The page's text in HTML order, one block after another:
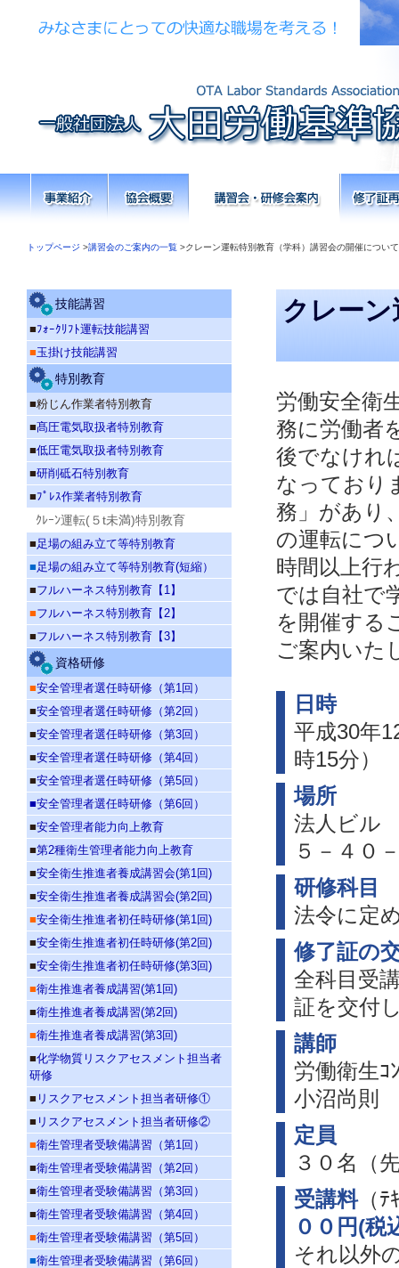
トップページ >講習会のご案内の一覧 >クレーン運転特別教育（学科）講習会の開催について
クレー
労働安全衛
務に労働者
後でなけれ
なっており
務」があり
の運転につ
時間以上行
では自社で
を開催する
ご案内
日時
平成30年
時15分）
場所
法人ビル
５－４０
研修科目
法令に定
修了証の
全科目受
証を交
講師
労働衛生ｺ
小沼尚則
定員
３０名（
受講料（ﾃ
００円(
それ以外
技能講習
■ﾌｫｰｸﾘﾌﾄ運転技能講習
■玉掛け技能講習
特別教育
■粉じん作業者特別教育
■髙圧電気取扱者特別教育
■低圧電気取扱者特別教育
■研削砥石特別教育
■ﾌﾟﾚｽ作業者特別教育
ｸﾚｰﾝ運転(５t未満)特別教育
■足場の組み立て等特別教育
■足場の組み立て等特別教育(短縮）
■フルハーネス特別教育【1】
■フルハーネス特別教育【2】
■フルハーネス特別教育【3】
資格研修
■安全管理者選任時研修（第1回）
■安全管理者選任時研修（第2回）
■安全管理者選任時研修（第3回）
■安全管理者選任時研修（第4回）
■安全管理者選任時研修（第5回）
■安全管理者選任時研修（第6回）
■安全管理者能力向上教育
■第2種衛生管理者能力向上教育
■安全衛生推進者養成講習会(第1回)
■安全衛生推進者養成講習会(第2回)
■安全衛生推進者初任時研修(第1回)
■安全衛生推進者初任時研修(第2回)
■安全衛生推進者初任時研修(第3回)
■衛生推進者養成講習(第1回)
■衛生推進者養成講習(第2回)
■衛生推進者養成講習(第3回)
■化学物質リスクアセスメント担当者
研修
■ リスクアセスメント担当者研修①
■ リスクアセスメント担当者研修②
■衛生管理者受験備講習（第1回）
■衛生管理者受験備講習（第2回）
■衛生管理者受験備講習（第3回）
■衛生管理者受験備講習（第4回）
■衛生管理者受験備講習（第5回）
■衛生管理者受験備講習（第6回）